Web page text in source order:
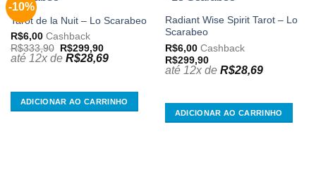
-10%
aos
meus
Tarot de la Nuit – Lo Scarabeo
R$6,00Cashback
R$333,90
O
preço
original
R$299,90O
preço
até 12x de R$28,69
ADICIONAR AO CARRINHO
aos
meus
Radiant Wise Spirit Tarot – Lo
Scarabeo
R$6,00Cashback
R$299,90
até 12x de R$28,69
ADICIONAR AO CARRINHO